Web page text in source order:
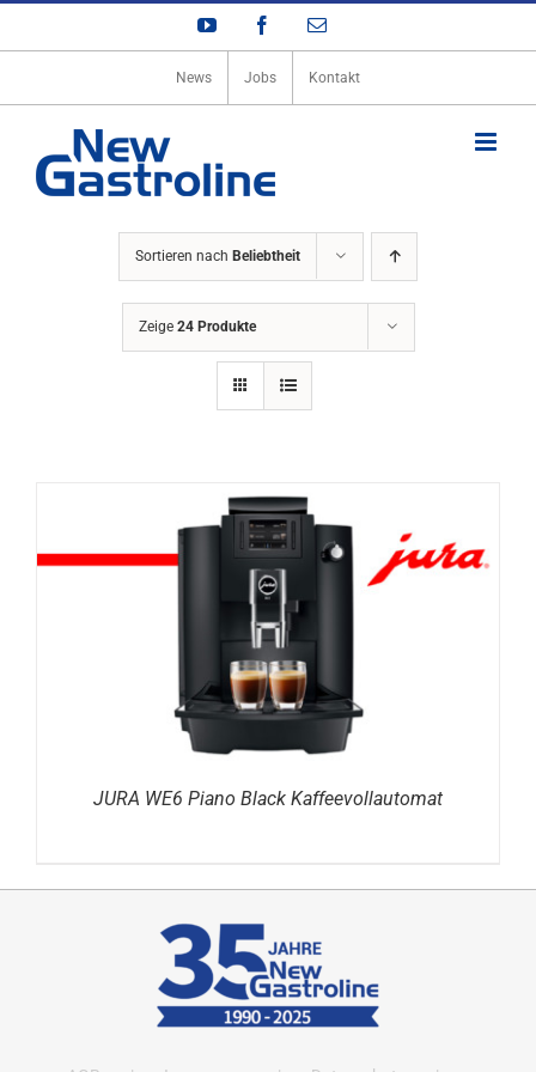
Zum
YouTube Facebook
E-
News Jobs Kontakt
Sortieren nach Beliebtheit
Zeige 24 Produkte
DETAILS
JURA WE6 Piano Black Kaffeevollautomat